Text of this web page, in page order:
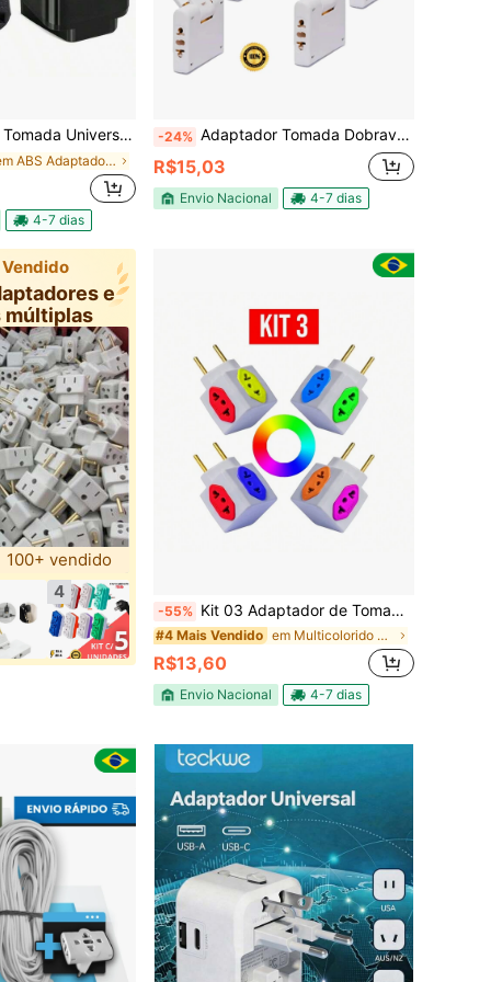
2 Pinos Conversor Plug Brasil EUA UE Bivolt
em ABS Adaptadores e tomadas múltiplas
4-7 dias
-24% Adaptador Tomada Dobravel Articulado benjamin 10A Resistente Bivolt universal resistente T para casa
R$15,03
Envio Nacional 4-7 dias
e
múltiplas
100+ vendido
4
-55% Kit 03 Adaptador de Tomada Cubo Colorido Benjamin Universal 4 Entradas 10A 20A
#4 Mais Vendido em Multicolorido Tomadas elétricas
R$13,60
Envio Nacional 4-7 dias